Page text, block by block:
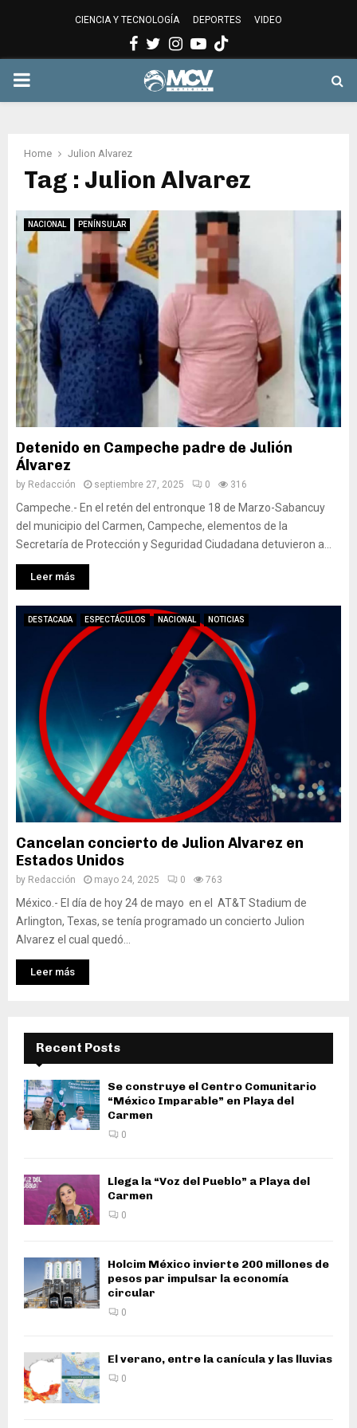
CIENCIA Y TECNOLOGÍA DEPORTES VIDEO
Facebook
Twitter
Instagram
Youtube
PRIMARY
Home Julion Alvarez
Tag : Julion Alvarez
NACIONAL PENÍNSULAR
Detenido en Campeche padre de Julión
Álvarez
by Redacción septiembre 27, 2025 0 316
Campeche.- En el retén del entronque 18 de Marzo-Sabancuy
del municipio del Carmen, Campeche, elementos de la
Secretaría de Protección y Seguridad Ciudadana detuvieron a...
Leer más
DESTACADA ESPECTÁCULOS NACIONAL NOTICIAS
Cancelan concierto de Julion Alvarez en
Estados Unidos
by Redacción mayo 24, 2025 0 763
México.- El día de hoy 24 de mayo en el AT&T Stadium de
Arlington, Texas, se tenía programado un concierto Julion
Alvarez el cual quedó...
Leer más
Recent Posts
Se construye el Centro Comunitario
“México Imparable” en Playa del
Carmen
0
Llega la “Voz del Pueblo” a Playa del
Carmen
0
Holcim México invierte 200 millones de
pesos par impulsar la economía
circular
0
El verano, entre la canícula y las lluvias
0